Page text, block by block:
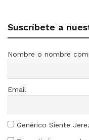
Suscríbete a
Nombre o nombre
Email
Genérico Siente